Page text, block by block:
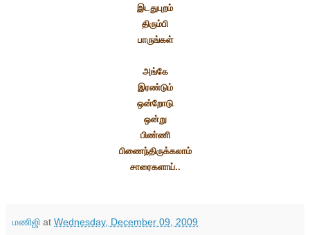
இடதுபுறம்
திரும்பி
பாருங்கள்
அங்கே
இரண்டும்
ஒன்றோடு
ஒன்று
பிண்ணி
பிணைந்திருக்கலாம்
சாரைகளாய்..
மணிஜி at Wednesday, December 09, 2009